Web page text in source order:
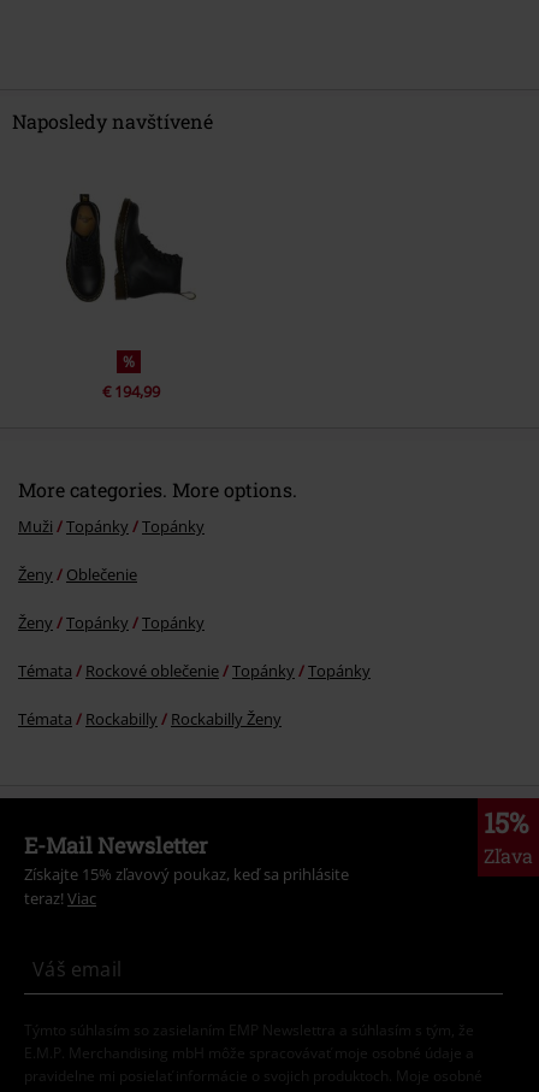
Naposledy navštívené
%
€ 194,99
More categories. More options.
Muži Topánky Topánky
Ženy Oblečenie
Ženy Topánky Topánky
Témata Rockové oblečenie Topánky Topánky
Témata Rockabilly Rockabilly Ženy
15%
Zľava
E-Mail Newsletter
Získajte 15% zľavový poukaz, keď sa prihlásite
teraz! Viac
Týmto súhlasím so zasielaním EMP Newslettra a súhlasím s tým, že
E.M.P. Merchandising mbH môže spracovávať moje osobné údaje a
pravidelne mi posielať informácie o svojich produktoch. Moje osobné